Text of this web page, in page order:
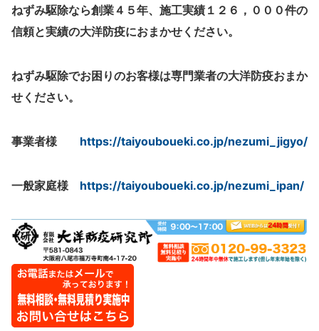
ねずみ駆除なら創業４５年、施工実績１２６，０００件の
信頼と実績の大洋防疫におまかせください。
ねずみ駆除でお困りのお客様は専門業者の大洋防疫おまか
せください。
事業者様 https://taiyouboueki.co.jp/nezumi_jigyo/
一般家庭様 https://taiyouboueki.co.jp/nezumi_ipan/